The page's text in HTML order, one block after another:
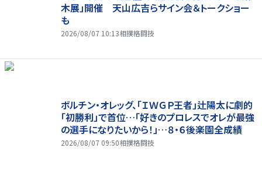
木展」開催 天山広吉らサイン会＆トークショー
も
2026/08/07 10:13相撲格闘技
ボルチン・オレッグ、「ＩＷＧＰ王者」辻陽太に劇的
「初勝利」で首位…「好きのプロレスでオレが最強
の選手になりたいから！」…８・６後楽園全成績
2026/08/07 09:50相撲格闘技